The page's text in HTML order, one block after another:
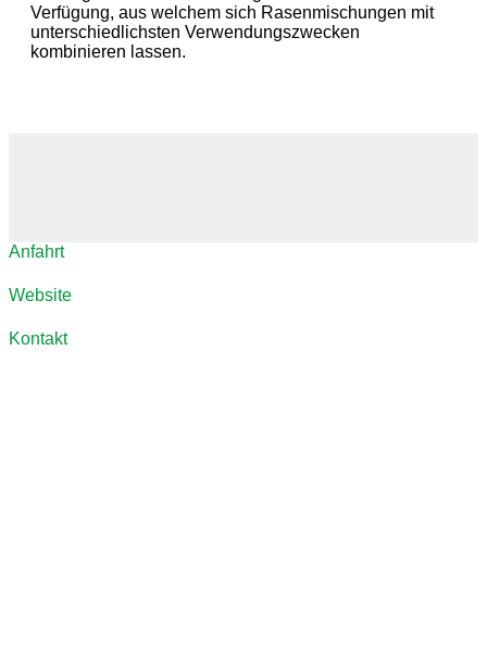
Verfügung, aus welchem sich Rasenmischungen mit
unterschiedlichsten Verwendungszwecken
kombinieren lassen.
Anfahrt
Website
Kontakt